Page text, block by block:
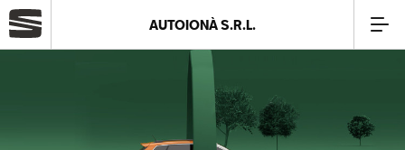
AUTOIONÀ S.R.L.